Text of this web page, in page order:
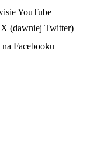
YouTube
X (dawniej Twitter)
Facebooku